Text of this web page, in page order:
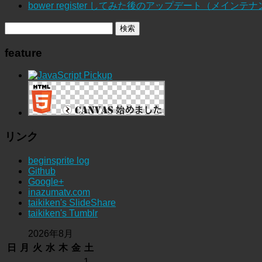
bower register してみた後のアップデート（メインテナ
feature
リンク
beginsprite log
Github
Google+
inazumatv.com
taikiken's SlideShare
taikiken's Tumblr
2026年8月
日
月 火 水 木 金 土